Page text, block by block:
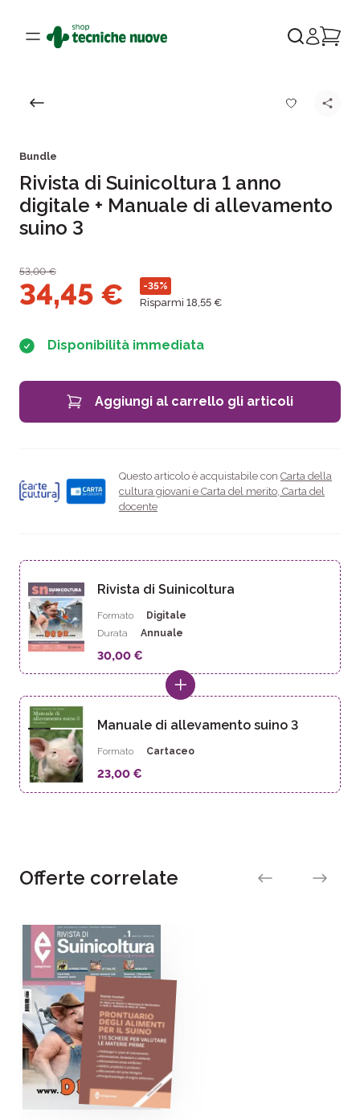
Rivista di Suinicoltura
Formato
Digitale
Durata
Annuale
30,00 €
Manuale di allevamento suino 3
Formato Cartaceo
23,00 €
Bundle
Rivista di Suinicoltura 1 anno
digitale + Manuale di allevamento
suino 3
53,00€
34,45 € -35%
Risparmi 18,55 €
Disponibilità immediata
Aggiungi al carrello gli articoli
Questo articolo è acquistabile con Carta della
cultura giovani e Carta del merito, Carta del
docente
Offerte correlate